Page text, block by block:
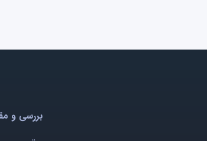
بررسی و